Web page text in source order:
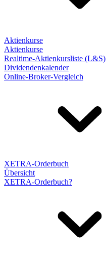
Aktienkurse
Aktienkurse
Realtime-Aktienkursliste (L&S)
Dividendenkalender
Online-Broker-Vergleich
XETRA-Orderbuch
Übersicht
XETRA-Orderbuch?